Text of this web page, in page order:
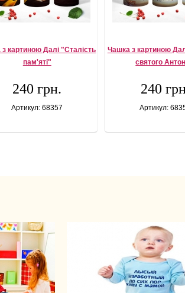
картиною Далі "Сталість
пам'яті"
240 грн.
Артикул: 68357
Чашка з картиною
святого
240
Артикул: